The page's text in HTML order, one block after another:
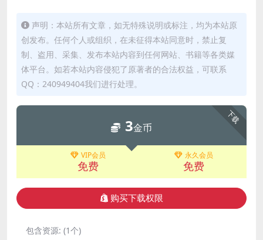
声明：本站所有文章，如无特殊说明或标注，均为本站原
创发布。任何个人或组织，在未征得本站同意时，禁止复
制、盗用、采集、发布本站内容到任何网站、书籍等各类媒
体平台。如若本站内容侵犯了原著者的合法权益，可联系
QQ：240949404我们进行处理。
下载
3金币
VIP会员
免费
永久会员
免费
购买下载权限
包含资源: (1个)